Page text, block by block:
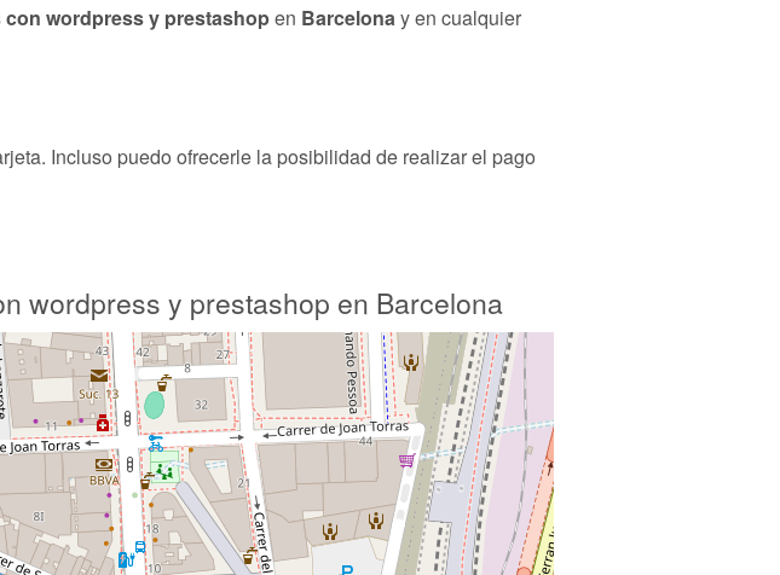
wordpress y prestashopen Barcelonay en cualquier
Incluso puedo ofrecerle la posibilidad de realizar el pago
wordpress y prestashop en Barcelona